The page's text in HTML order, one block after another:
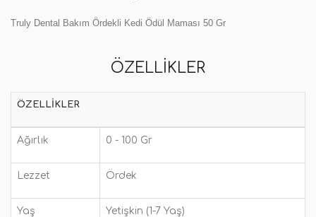
Truly Dental Bakım Ördekli Kedi Ödül Maması 50 Gr
ÖZELLIKLER
ÖZELLIKLER
Ağırlık 0 - 100 Gr
Lezzet Ördek
Yaş Yetişkin (1-7 Yaş)